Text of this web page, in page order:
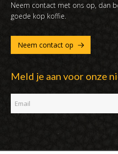
Neem contact met ons op, dan
goede kop koffie.
Neem contact op
Meld je aan voor onze